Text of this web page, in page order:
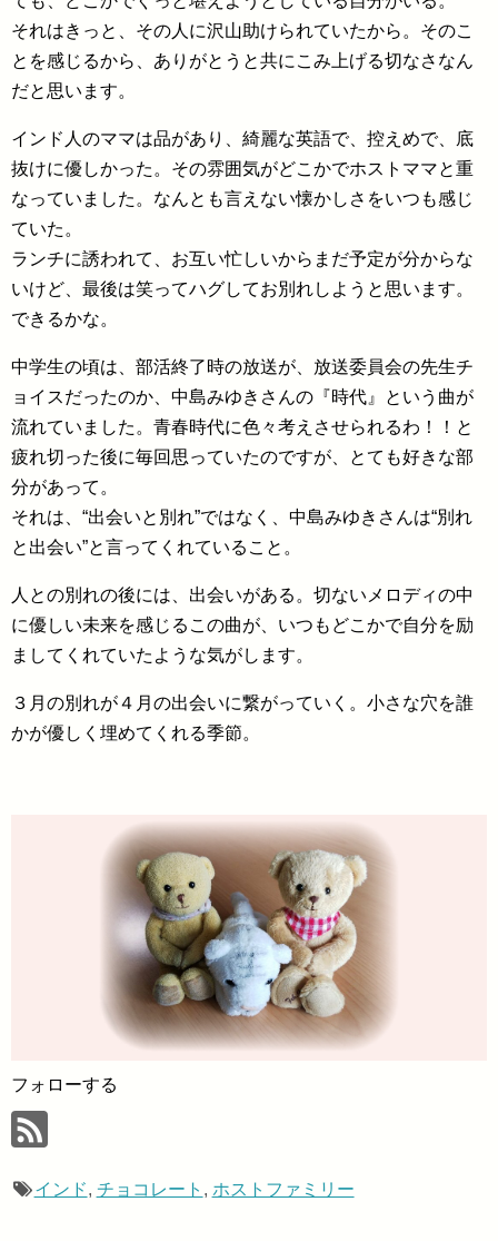
それはきっと、その人に沢山助けられていたから。そのこ
とを感じるから、ありがとうと共にこみ上げる切なさなん
だと思います。
インド人のママは品があり、綺麗な英語で、控えめで、底
抜けに優しかった。その雰囲気がどこかでホストママと重
なっていました。なんとも言えない懐かしさをいつも感じ
ていた。
ランチに誘われて、お互い忙しいからまだ予定が分からな
いけど、最後は笑ってハグしてお別れしようと思います。
できるかな。
中学生の頃は、部活終了時の放送が、放送委員会の先生チ
ョイスだったのか、中島みゆきさんの『時代』という曲が
流れていました。青春時代に色々考えさせられるわ！！と
疲れ切った後に毎回思っていたのですが、とても好きな部
分があって。
それは、“出会いと別れ”ではなく、中島みゆきさんは“別れ
と出会い”と言ってくれていること。
人との別れの後には、出会いがある。切ないメロディの中
に優しい未来を感じるこの曲が、いつもどこかで自分を励
ましてくれていたような気がします。
３月の別れが４月の出会いに繋がっていく。小さな穴を誰
かが優しく埋めてくれる季節。
フォローする
インド, チョコレート , ホストファミリー